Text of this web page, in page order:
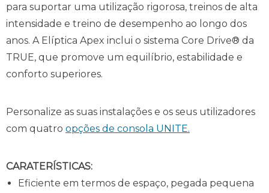
para suportar uma utilização rigorosa, treinos de alta
intensidade e treino de desempenho ao longo dos
anos. A Elíptica Apex inclui o sistema Core Drive® da
TRUE, que promove um equilíbrio, estabilidade e
conforto superiores.
Personalize as suas instalações e os seus utilizadores
com quatro opções de consola UNITE.
CARATERÍSTICAS:
Eficiente em termos de espaço, pegada pequena